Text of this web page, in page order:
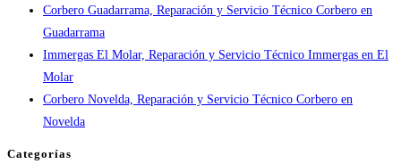
Corbero Guadarrama, Reparación y Servicio Técnico Corbero en
Guadarrama
Immergas El Molar, Reparación y Servicio Técnico Immergas en El
Molar
Corbero Novelda, Reparación y Servicio Técnico Corbero en
Novelda
Categorías